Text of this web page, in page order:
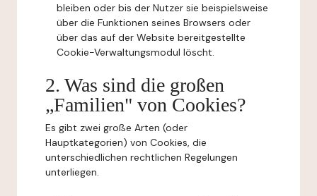
bleiben oder bis der Nutzer sie beispielsweise
über die Funktionen seines Browsers oder
über das auf der Website bereitgestellte
Cookie-Verwaltungsmodul löscht.
2. Was sind die großen
„Familien" von Cookies?
Es gibt zwei große Arten (oder
Hauptkategorien) von Cookies, die
unterschiedlichen rechtlichen Regelungen
unterliegen.